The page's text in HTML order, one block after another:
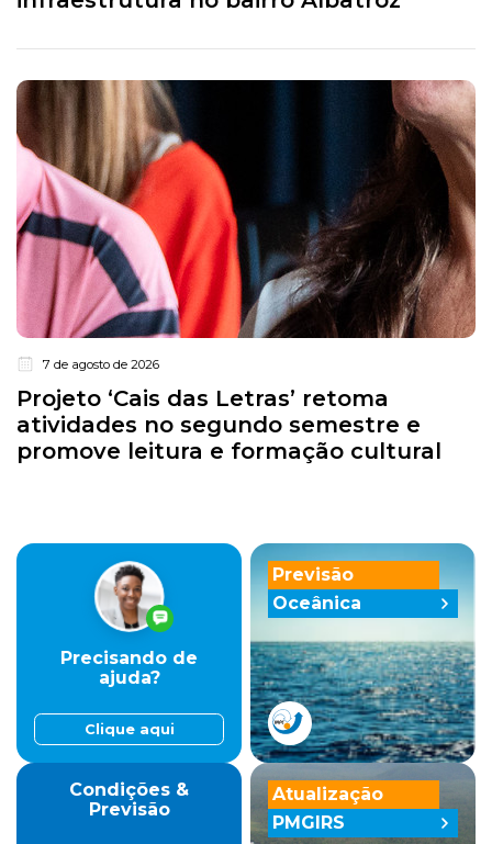
7 de agosto de 2026
Projeto ‘Cais das Letras’ retoma
atividades no segundo semestre e
promove leitura e formação cultural
Previsão
Oceânica
Precisando de
ajuda?
Clique aqui
Condições &
Previsão
Atualização
PMGIRS